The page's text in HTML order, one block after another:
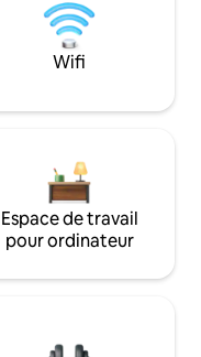
Wifi
Espace de travail
pour ordinateur